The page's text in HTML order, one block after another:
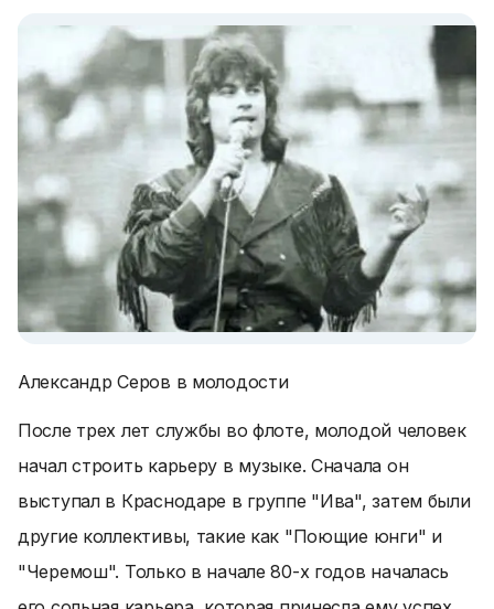
Александр Серов в молодости
После трех лет службы во флоте, молодой человек
начал строить карьеру в музыке. Сначала он
выступал в Краснодаре в группе "Ива", затем были
другие коллективы, такие как "Поющие юнги" и
"Черемош". Только в начале 80-х годов началась